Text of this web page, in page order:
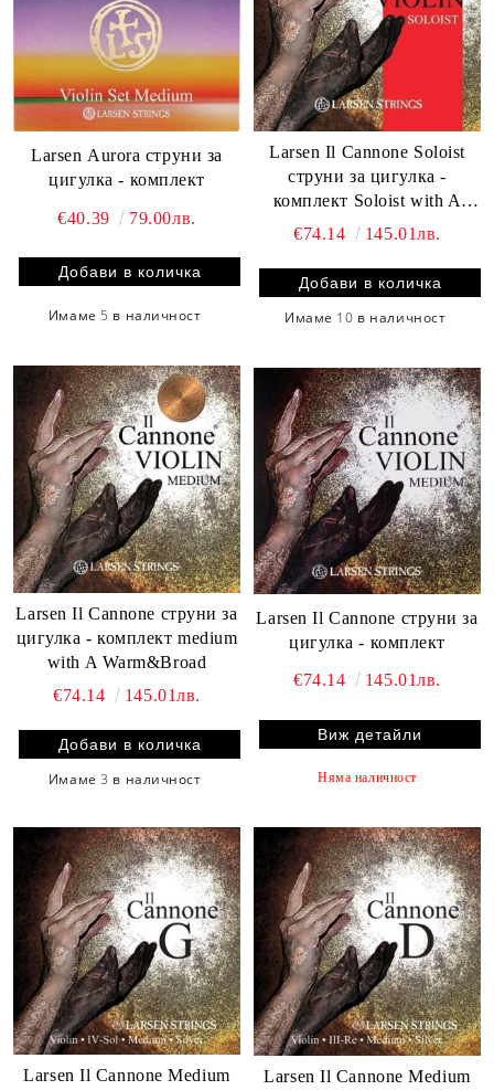
Larsen Aurora струни за
цигулка - комплект
€40.39 79.00лв.
Имаме 5 в наличност
Larsen Il Cannone Soloist
струни за цигулка -
комплект Soloist with A
Warm&Broad
€74.14 145.01лв.
Имаме 10 в наличност
Larsen Il Cannone струни за
цигулка - комплект medium
with A Warm&Broad
€74.14
145.01лв.
Имаме3 в наличност
Larsen Il Cannone струни за
цигулка - комплект
€74.14 145.01лв.
Виж детайли
Няма наличност
Larsen Il Cannone Medium Larsen Il Cannone Medium